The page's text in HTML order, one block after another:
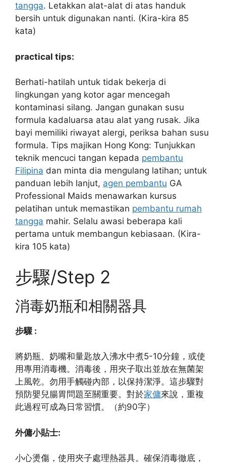
tangga. Letakkan alat-alat di atas handuk
bersih untuk digunakan nanti. (Kira-kira 85
kata)
practical tips:
Berhati-hatilah untuk tidak bekerja di
lingkungan yang kotor agar mencegah
kontaminasi silang. Jangan gunakan susu
formula kadaluarsa atau alat yang rusak. Jika
bayi memiliki riwayat alergi, periksa bahan susu
formula. Tips majikan Hong Kong: Tunjukkan
teknik mencuci tangan kepada pembantu
Filipina dan minta dia mengulang latihan; untuk
panduan lebih lanjut, agen pembantu GA
Professional Maids menawarkan kursus
pelatihan untuk memastikan pembantu rumah
tangga mahir. Selalu awasi beberapa kali
pertama untuk membangun kebiasaan. (Kira-
kira 105 kata)
步驟/Step 2
消毒奶瓶和相關器具
步驟 :
將奶瓶、奶嘴和量匙放入沸水中煮5-10分鐘，或使
用專用消毒機。消毒後，用夾子取出並放在無菌架
上風乾。勿用手觸碰內部，以保持潔淨。這步驟對
預防嬰兒腸胃問題至關重要。對於家傭來說，重複
此過程可成為日常習慣。（約90字）
外傭小貼士:
小心燙傷，使用夾子處理熱器具。確保消毒徹底，